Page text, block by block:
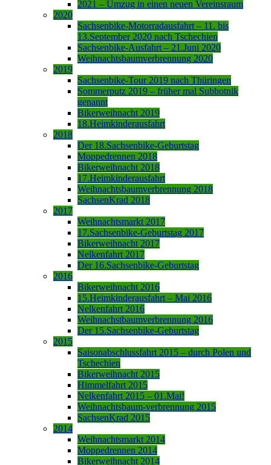
2021 – Umzug in einen neuen Vereinsraum
2020
Sachsenbike-Motorradausfahrt – 11. bis
13.September 2020 nach Tschechien
Sachsenbike-Ausfahrt – 21.Juni 2020
Weihnachtsbaumverbrennung 2020
2019
Sachsenbike-Tour 2019 nach Thüringen
Sommerputz 2019 – früher mal Subbotnik
genannt
Bikerweihnacht 2019
18.Heimkinderausfahrt
2018
Der 18.Sachsenbike-Geburtstag
Moppedrennen 2018
Bikerweihnacht 2018
17.Heimkinderausfahrt
Weihnachtsbaumverbrennung 2018
SachsenKrad 2018
2017
Weihnachtsmarkt 2017
17.Sachsenbike-Geburtstag 2017
Bikerweihnacht 2017
Nelkenfahrt 2017
Der 16.Sachsenbike-Geburtstag
2016
Bikerweihnacht 2016
15.Heimkinderausfahrt – Mai 2016
Nelkenfahrt 2016
Weihnachstbaumverbrennung 2016
Der 15.Sachsenbike-Geburtstag
2015
Saisonabschlussfahrt 2015 – durch Polen und
Tschechien
Bikerweihnacht 2015
Himmelfahrt 2015
Nelkenfahrt 2015 – 01.Mai!
Weihnachtsbaum-verbrennung 2015
SachsenKrad 2015
2014
Weihnachtsmarkt 2014
Moppedrennen 2014
Bikerweihnacht 2014